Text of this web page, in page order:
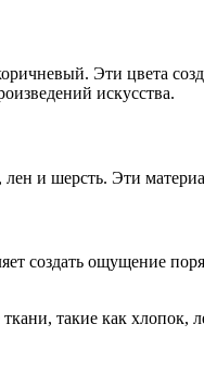
Эти цвета
искусства.
и шерсть. Эти
ощущение
такие как